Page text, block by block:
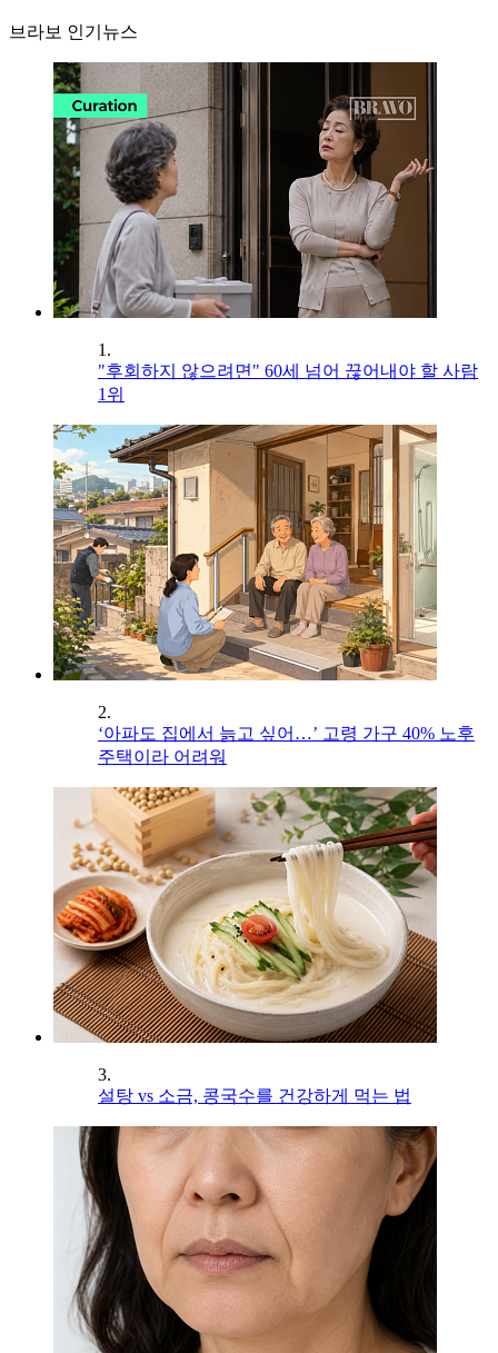
브라보 인기뉴스
1.
"후회하지 않으려면" 60세 넘어 끊어내야 할 사람
1위
2.
‘아파도 집에서 늙고 싶어…’ 고령 가구 40% 노후
주택이라 어려워
3.
설탕 vs 소금, 콩국수를 건강하게 먹는 법